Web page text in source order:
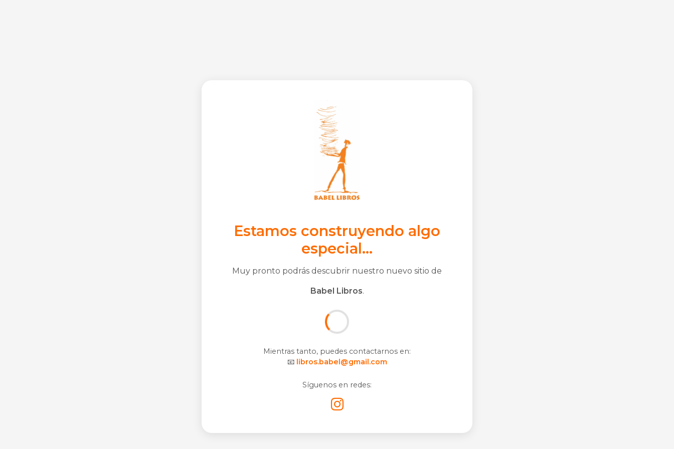
Estamos construyendo algo
especial...
Muy pronto podrás descubrir nuestro nuevo sitio de
Babel Libros.
Mientras tanto, puedes contactarnos en:
📧 libros.babel@gmail.com
Síguenos en redes: